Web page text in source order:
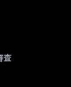
査